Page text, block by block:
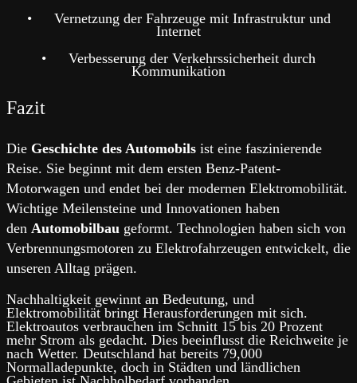
•
Vernetzung der Fahrzeuge mit Infrastruktur und
Internet
•
Verbesserung der Verkehrssicherheit durch
Kommunikation
Fazit
Die Geschichte des Automobils ist eine faszinierende
Reise. Sie beginnt mit dem ersten Benz-Patent-
Motorwagen und endet bei der modernen Elektromobilität.
Wichtige Meilensteine und Innovationen haben
den Automobilbau geformt. Technologien haben sich von
Verbrennungsmotoren zu Elektrofahrzeugen entwickelt, die
unseren Alltag prägen.
Nachhaltigkeit gewinnt an Bedeutung, und
Elektromobilität bringt Herausforderungen mit sich.
Elektroautos verbrauchen im Schnitt 15 bis 20 Prozent
mehr Strom als gedacht. Dies beeinflusst die Reichweite je
nach Wetter. Deutschland hat bereits 79,000
Normalladepunkte, doch in Städten und ländlichen